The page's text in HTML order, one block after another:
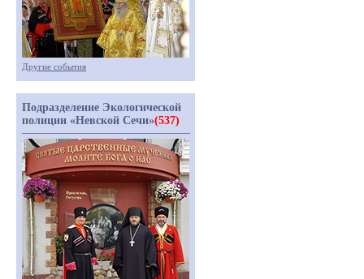
Другие события
Подразделение Экологической
полиции «Невской Сечи»(537)